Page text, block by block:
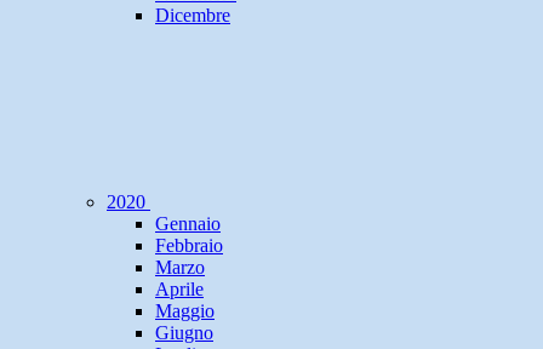
Dicembre
2020
Gennaio
Febbraio
Marzo
Aprile
Maggio
Giugno